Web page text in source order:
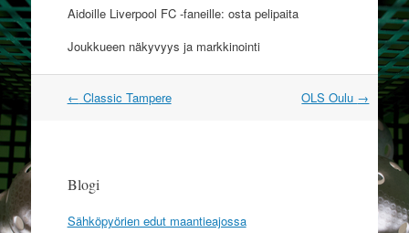
Aidoille Liverpool FC -faneille: osta pelipaita
Joukkueen näkyvyys ja markkinointi
Post navigation
← Classic Tampere OLS Oulu →
Blogi
Sähköpyörien edut maantieajossa